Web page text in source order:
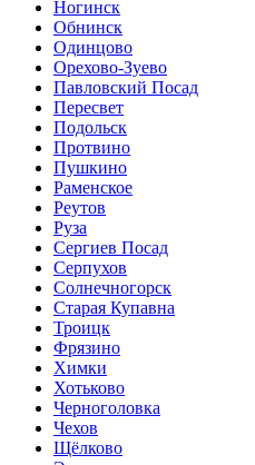
Ногинск
Обнинск
Одинцово
Орехово-Зуево
Павловский Посад
Пересвет
Подольск
Протвино
Пушкино
Раменское
Реутов
Руза
Сергиев Посад
Серпухов
Солнечногорск
Старая Купавна
Троицк
Фрязино
Химки
Хотьково
Черноголовка
Чехов
Щёлково